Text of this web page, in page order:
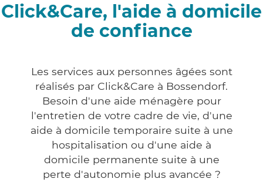
Click&Care, l'aide à domicile
de confiance
Les services aux personnes âgées sont
réalisés par Click&Care à Bossendorf.
Besoin d'une aide ménagère pour
l'entretien de votre cadre de vie, d'une
aide à domicile temporaire suite à une
hospitalisation ou d'une aide à
domicile permanente suite à une
perte d'autonomie plus avancée ?